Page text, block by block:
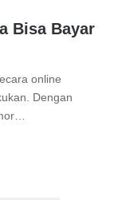
Bisa Bayar
online
Dengan